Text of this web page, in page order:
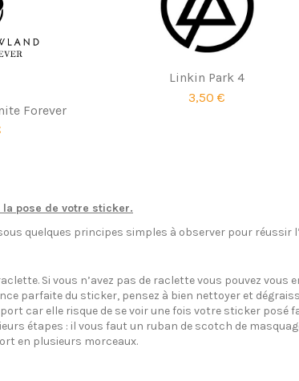
Forever
Linkin Park 4
3,50 €
pose de votre sticker.
quelques principes simples à observer pour réussir
Si vous n’avez pas de raclette vous pouvez vous
parfaite du sticker, pensez à bien nettoyer et
car elle risque de se voir une fois votre sticker
étapes : il vous faut un ruban de scotch de
en plusieurs morceaux.